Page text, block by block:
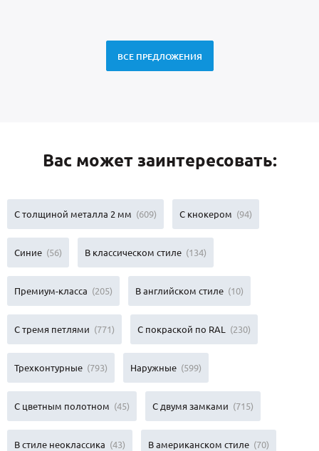
ВСЕ ПРЕДЛОЖЕНИЯ
Вас может заинтересовать:
С толщиной металла 2 мм (609) С кнокером (94)
Синие (56) В классическом стиле (134)
Премиум-класса (205) В английском стиле (10)
С тремя петлями (771) С покраской по RAL (230)
Трехконтурные (793) Наружные (599)
С цветным полотном (45) С двумя замками (715)
В стиле неоклассика (43) В американском стиле (70)